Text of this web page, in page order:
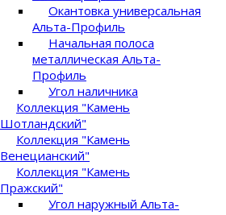
Окантовка универсальная
Альта-Профиль
Начальная полоса
металлическая Альта-
Профиль
Угол наличника
Коллекция "Камень
Шотландский"
Коллекция "Камень
Венецианский"
Коллекция "Камень
Пражский"
Угол наружный Альта-